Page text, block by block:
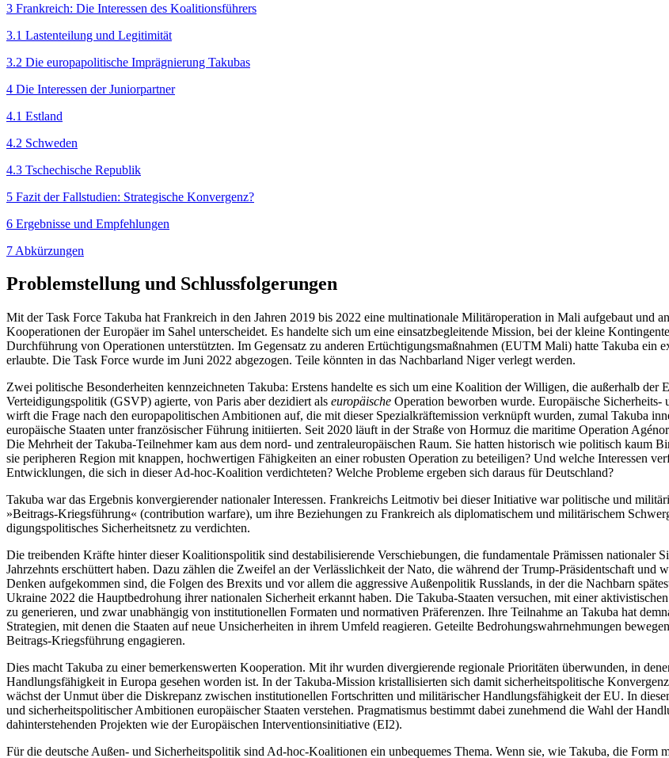
3 Frankreich: Die Interessen des Koalitionsführers
3.1 Lastenteilung und Legitimität
3.2 Die europapolitische Imprägnierung Takubas
4 Die Interessen der Juniorpartner
4.1 Estland
4.2 Schweden
4.3 Tschechische Republik
5 Fazit der Fallstudien: Strategische Konvergenz?
6 Ergebnisse und Empfehlungen
7 Abkürzungen
Problemstellung und Schlussfolgerungen
Mit der Task Force Takuba hat Frankreich in den Jah­ren 2019 bis 2022 eine multinationale Militäropera­tion in Mali aufgebaut und
Kooperationen der Europäer im Sahel unterscheidet. Es han­delte sich um eine einsatzbegleitende Mission, bei der kleine
Durchführung von Operationen unterstützten. Im Gegensatz zu anderen Ertüchtigungsmaßnahmen (EUTM Mali) hatte Takuba ein
erlaubte. Die Task Force wurde im Juni 2022 abgezogen. Teile könnten in das Nachbarland Niger verlegt werden.
Zwei politische Besonderheiten kennzeichneten Takuba: Erstens handelte es sich um eine Koalition der Willigen, die außerhalb der
Verteidigungspolitik (GSVP) agierte, von Paris aber dezidiert als europäische Operation beworben wurde. Europäische
wirft die Frage nach den europapolitischen Ambitionen auf, die mit dieser Spezialkräftemission verknüpft wurden, zumal Takuba
europäische Staaten unter französischer Führung initiierten. Seit 2020 läuft in der Straße von Hormuz die maritime Operation
Die Mehrheit der Takuba-Teilnehmer kam aus dem nord- und zentraleuropäi­schen Raum. Sie hatten historisch wie politisch kaum
sie peripheren Region mit knappen, hochwertigen Fähigkeiten an einer robusten Operation zu beteiligen? Und welche Inter­essen
Entwicklungen, die sich in dieser Ad-hoc-Koalition verdichteten? Welche Pro­bleme ergeben sich daraus für Deutschland?
Takuba war das Ergebnis konvergierender natio­naler Interessen. Frankreichs Leitmotiv bei dieser Ini­tiative war politische und
»Beitrags-Kriegsführung« (contribution warfare), um ihre Beziehungen zu Frankreich als diplomatischem und militärischem
digungs­politisches Sicherheitsnetz zu verdichten.
Die treibenden Kräfte hinter dieser Koalitions­politik sind destabilisierende Verschiebungen, die fundamentale Prämissen nationaler
Jahrzehnts erschüttert haben. Dazu zählen die Zweifel an der Verlässlichkeit der Nato, die während der Trump-Präsidentschaft und
Denken aufgekommen sind, die Folgen des Brexits und vor allem die aggressive Außenpolitik Russlands, in der die Nachbarn
Ukraine 2022 die Hauptbedrohung ihrer nationalen Sicherheit erkannt haben. Die Takuba-Staaten ver­suchen, mit einer
zu generieren, und zwar unabhängig von institutionellen Formaten und normativen Präferenzen. Ihre Teilnahme an Takuba hat
Strategien, mit denen die Staaten auf neue Unsicherheiten in ihrem Umfeld reagieren. Geteilte Bedrohungswahrnehmungen
Beitrags-Kriegsführung engagieren.
Dies macht Takuba zu einer bemerkenswerten Kooperation. Mit ihr wurden divergierende regionale Prioritäten überwunden, in
Handlungsfähigkeit in Europa gesehen worden ist. In der Takuba-Mission kristallisierten sich damit sicher­heitspolitische
wächst der Unmut über die Diskrepanz zwischen in­stitutionellen Fortschritten und militärischer Hand­lungsfähigkeit der EU. In
und sicherheitspolitischer Ambitionen euro­päischer Staaten verstehen. Pragmatismus bestimmt dabei zunehmend die Wahl der
dahinterstehenden Projekten wie der Europäischen Interventionsinitiative (EI2).
Für die deutsche Außen- und Sicherheitspolitik sind Ad-hoc-Koalitionen ein unbequemes Thema. Wenn sie, wie Takuba, die Form